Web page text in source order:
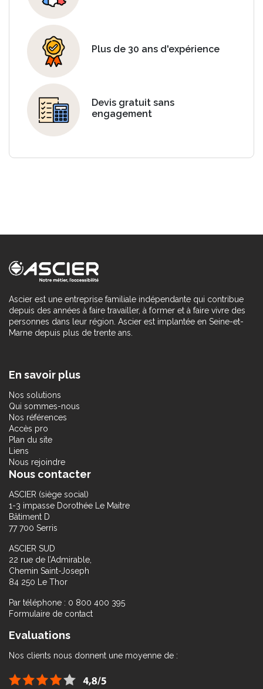
Plus de 30 ans d'expérience
Devis gratuit sans
engagement
Ascier est une entreprise familiale indépendante qui contribue
depuis des années à faire travailler, à former et à faire vivre des
personnes dans leur région. Ascier est implantée en Seine-et-
Marne depuis plus de trente ans.
En savoir plus
Nos solutions
Qui sommes-nous
Nos références
Accès pro
Plan du site
Liens
Nous rejoindre
Nous contacter
ASCIER (siège social)
1-3 impasse Dorothée Le Maitre
Bâtiment D
77 700 Serris
ASCIER SUD
22 rue de l’Admirable,
Chemin Saint-Joseph
84 250 Le Thor
Par téléphone : 0 800 400 395
Formulaire de contact
Evaluations
Nos clients nous donnent une moyenne de :